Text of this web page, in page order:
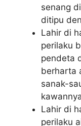
senang
ditipu
Lahir di
perilaku
pendeta
berharta
sanak-
Lahir di
perilaku